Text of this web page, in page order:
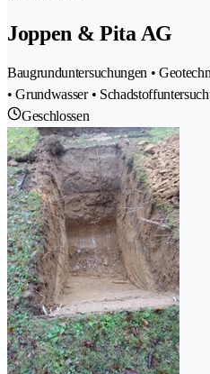
Joppen & Pita AG
Baugrunduntersuchungen •
• Grundwasser •
Geschlossen